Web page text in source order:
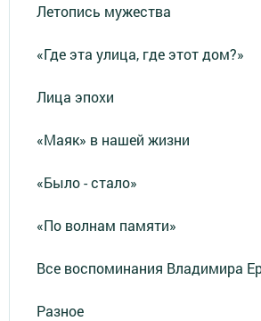
Летопись мужества
«Где эта улица, где этот дом?»
Лица эпохи
«Маяк» в нашей жизни
«Было - стало»
«По волнам памяти»
Все воспоминания Владимира
Разное